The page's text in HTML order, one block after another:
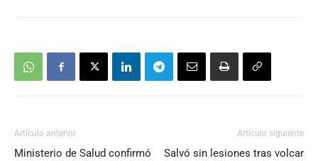
Artículo anterior
Ministerio de Salud confirmó
Artículo siguiente
Salvó sin lesiones tras volcar